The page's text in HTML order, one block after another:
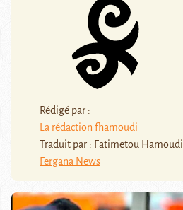
Rédigé par :
La rédaction fhamoudi
Traduit par : Fatimetou Hamoudi
Fergana News